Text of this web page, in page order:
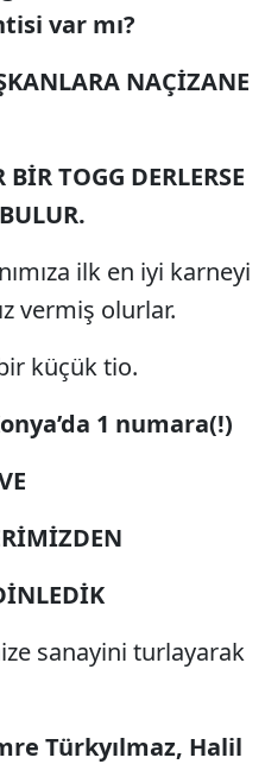
var mı?
NAÇİZANE
TOGG DERLERSE
ilk en iyi karneyi
vermiş olurlar.
küçük tio.
1 numara(!)
sanayini turlayarak
Türkyılmaz, Halil